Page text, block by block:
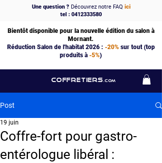
COFFRETIERS .COM
Une question ?Découvrez notre FAQ ici
tel : 0412333580
Bientôt disponible pour la nouvelle édition du salon à
Mornant.
Réduction Salon de l'habitat 2026 : -20%sur tout (top
produits à -5%)
Post
Coffre-fort pour gastro-
entérologue libéral :
19 juin